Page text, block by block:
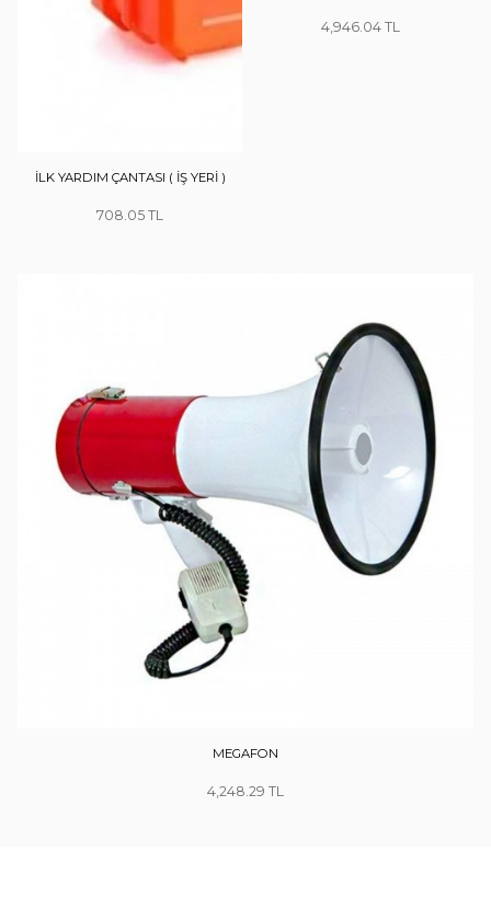
İLK YARDIM ÇANTASI ( İŞ YERİ )
708.05
4,946.04
MEGAFON
4,248.29